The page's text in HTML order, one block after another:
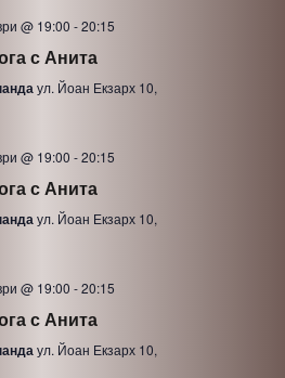
@ 19:00 -20:15
с Анита
ул. Йоан Екзарх 10,
@ 19:00 -20:15
с Анита
ул. Йоан Екзарх 10,
@ 19:00 -20:15
с Анита
ул. Йоан Екзарх 10,